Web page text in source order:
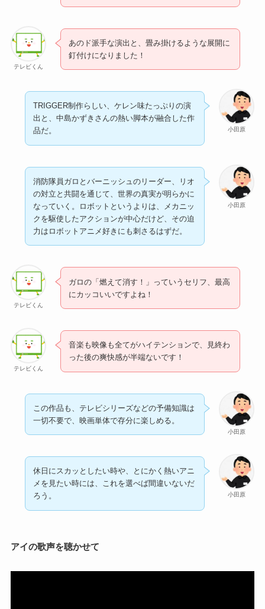
テレビくん
あのド派手な演出と、畳み掛けるような展開に
釘付けになりました！
小田原
TRIGGER制作らしい、ケレン味たっぷりの演
出と、中島かずきさんの熱い脚本が融合した作
品だ。
小田原
消防隊員ガロとバーニッシュのリーダー、リオ
の対立と共闘を通じて、世界の真実が明らかに
なっていく。ロボットというよりは、メカニッ
クを駆使したアクションが中心だけど、その迫
力はロボットアニメ好きにも刺さるはずだ。
テレビくん
ガロの「燃えて消す！」っていうセリフ、最高
にカッコいいですよね！
テレビくん
音楽も映像も全てがハイテンションで、見終わ
った後の爽快感が半端ないです！
小田原
この作品も、テレビシリーズなどの予備知識は
一切不要で、映画単体で存分に楽しめる。
小田原
休日にスカッとしたい時や、とにかく熱いアニ
メを見たい時には、これを選べば間違いないだ
ろう。
アイの歌声を聴かせて